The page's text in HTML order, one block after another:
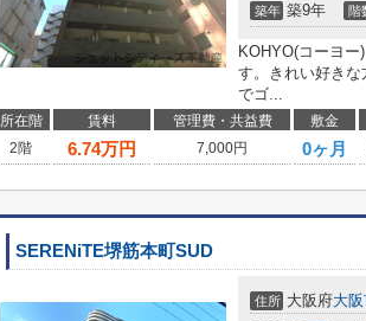
築年 築9年 階
KOHYO(コーヨ
す。きれい好き
でゴ...
所在階 賃料 管理費・共益費 敷金
2階
6.74万円 7,000円 0ヶ月
SERENiTE堺筋本町SUD
住所 大阪府大